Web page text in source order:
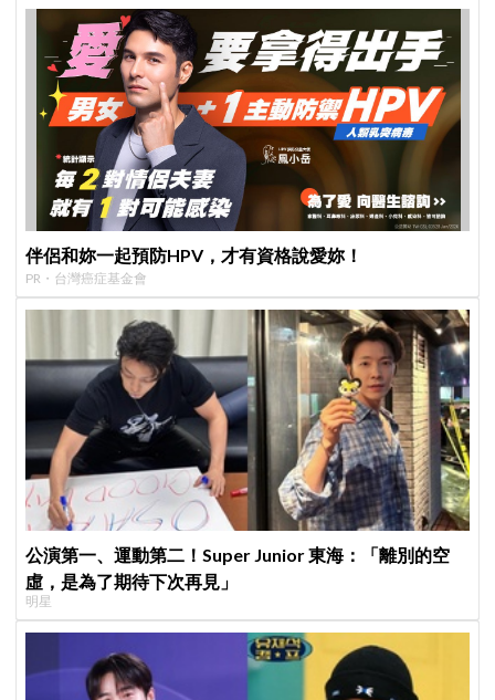
伴侶和妳一起預防HPV，才有資格說愛妳！
PR・台灣癌症基金會
公演第一、運動第二！Super Junior 東海：「離別的空
虛，是為了期待下次再見」
明星